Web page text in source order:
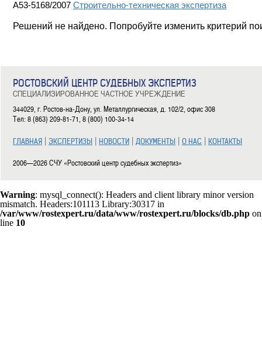
A53-5168/2007 Строительно-техническая экспертиза
Решений не найдено. Попробуйте изменить критерий
РОСТОВСКИЙ ЦЕНТР СУДЕБНЫХ ЭКСПЕРТИЗ
СПЕЦИАЛИЗИРОВАННОЕ ЧАСТНОЕ УЧРЕЖДЕНИЕ
344029, г. Ростов-на-Дону, ул. Металлургическая, д. 102/2, офис 308
Тел: 8 (863) 209-81-71, 8 (800) 100-34-14
ГЛАВНАЯ | ЭКСПЕРТИЗЫ | НОВОСТИ | ДОКУМЕНТЫ | О НАС | КОНТАКТЫ
2006—2026 СЧУ «Ростовский центр судебных экспертиз»
Warning: mysql_connect(): Headers and client library minor version
mismatch. Headers:101113 Library:30317 in
/var/www/rostexpert.ru/data/www/rostexpert.ru/blocks/db.php on
line 10